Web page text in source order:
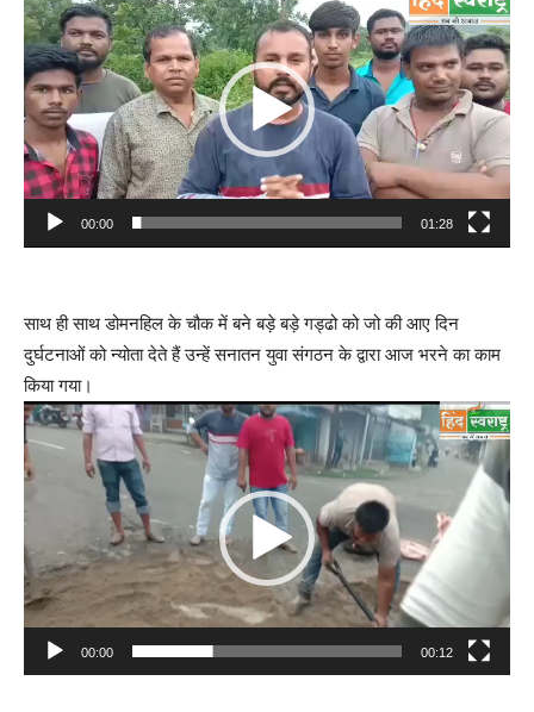
Player
00:00 01:28
साथ ही साथ डोमनहिल के चौक में बने बड़े बड़े गड्ढो को जो की आए दिन
दुर्घटनाओं को न्योता देते हैं उन्हें सनातन युवा संगठन के द्वारा आज भरने का काम
किया गया।
Video
Player
00:00 00:12